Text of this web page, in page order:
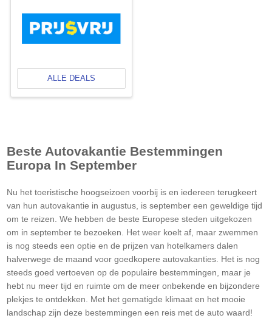
ALLE DEALS
Beste Autovakantie Bestemmingen
Europa In September
Nu het toeristische hoogseizoen voorbij is en iedereen terugkeert
van hun autovakantie in augustus, is september een geweldige tijd
om te reizen. We hebben de beste Europese steden uitgekozen
om in september te bezoeken. Het weer koelt af, maar zwemmen
is nog steeds een optie en de prijzen van hotelkamers dalen
halverwege de maand voor goedkopere autovakanties. Het is nog
steeds goed vertoeven op de populaire bestemmingen, maar je
hebt nu meer tijd en ruimte om de meer onbekende en bijzondere
plekjes te ontdekken. Met het gematigde klimaat en het mooie
landschap zijn deze bestemmingen een reis met de auto waard!